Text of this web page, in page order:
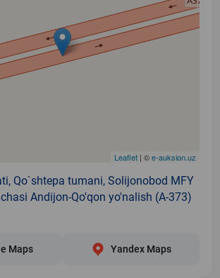
Leaflet | ©e-auksion.uz
Qo`shtepa tumani, Solijonobod MFY
Andijon-Qo'qon yo'nalish (A-373)
Maps Yandex Maps